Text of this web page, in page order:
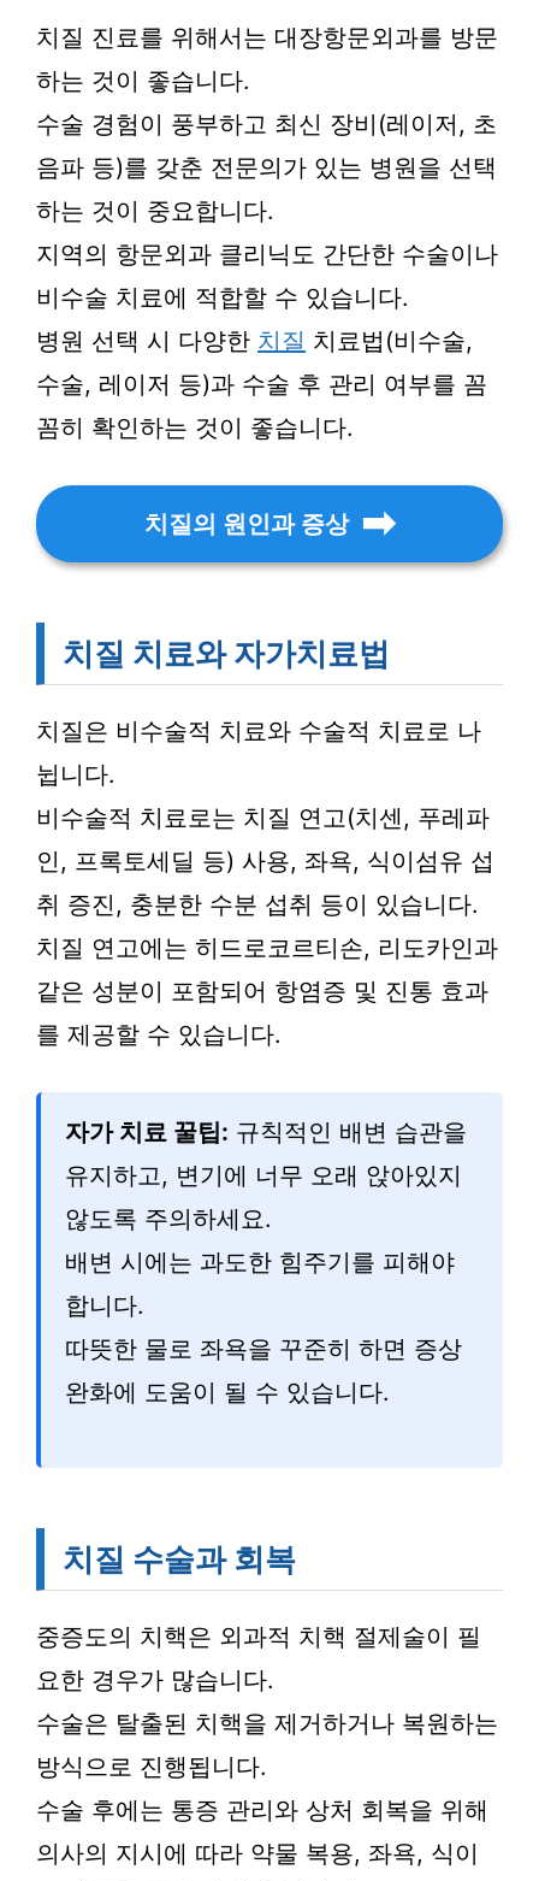
치질 진료를 위해서는 대장항문외과를 방문
하는 것이 좋습니다.
수술 경험이 풍부하고 최신 장비(레이저, 초
음파 등)를 갖춘 전문의가 있는 병원을 선택
하는 것이 중요합니다.
지역의 항문외과 클리닉도 간단한 수술이나
비수술 치료에 적합할 수 있습니다.
병원 선택 시 다양한 치질 치료법(비수술,
수술, 레이저 등)과 수술 후 관리 여부를 꼼
꼼히 확인하는 것이 좋습니다.
치질의 원인과 증상
치질 치료와 자가치료법
치질은 비수술적 치료와 수술적 치료로 나
뉩니다.
비수술적 치료로는 치질 연고(치센, 푸레파
인, 프록토세딜 등) 사용, 좌욕, 식이섬유 섭
취 증진, 충분한 수분 섭취 등이 있습니다.
치질 연고에는 히드로코르티손, 리도카인과
같은 성분이 포함되어 항염증 및 진통 효과
를 제공할 수 있습니다.
자가 치료 꿀팁: 규칙적인 배변 습관을
유지하고, 변기에 너무 오래 앉아있지
않도록 주의하세요.
배변 시에는 과도한 힘주기를 피해야
합니다.
따뜻한 물로 좌욕을 꾸준히 하면 증상
완화에 도움이 될 수 있습니다.
치질 수술과 회복
중증도의 치핵은 외과적 치핵 절제술이 필
요한 경우가 많습니다.
수술은 탈출된 치핵을 제거하거나 복원하는
방식으로 진행됩니다.
수술 후에는 통증 관리와 상처 회복을 위해
의사의 지시에 따라 약물 복용, 좌욕, 식이